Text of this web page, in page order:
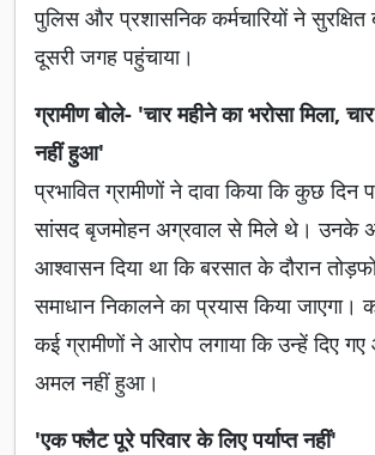
पुलिस और प्रशासनिक कर्मचारियों ने सुरक्षित
दूसरी जगह पहुंचाया।
ग्रामीण बोले- 'चार महीने का भरोसा मिला,
नहीं हुआ'
प्रभावित ग्रामीणों ने दावा किया कि कुछ दिन
सांसद बृजमोहन अग्रवाल से मिले थे। उनके
आश्वासन दिया था कि बरसात के दौरान
समाधान निकालने का प्रयास किया जाएगा।
कई ग्रामीणों ने आरोप लगाया कि उन्हें दिए
अमल नहीं हुआ।
'एक फ्लैट पूरे परिवार के लिए पर्याप्त नहीं'